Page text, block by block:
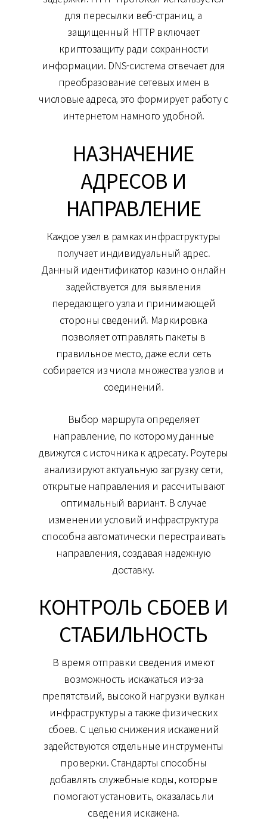
для пересылки веб-страниц, а
защищенный HTTP включает
криптозащиту ради сохранности
информации. DNS-система отвечает для
преобразование сетевых имен в
числовые адреса, это формирует работу с
интернетом намного удобной.
НАЗНАЧЕНИЕ
АДРЕСОВ И
НАПРАВЛЕНИЕ
Каждое узел в рамках инфраструктуры
получает индивидуальный адрес.
Данный идентификатор казино онлайн
задействуется для выявления
передающего узла и принимающей
стороны сведений. Маркировка
позволяет отправлять пакеты в
правильное место, даже если сеть
собирается из числа множества узлов и
соединений.
Выбор маршрута определяет
направление, по которому данные
движутся с источника к адресату. Роутеры
анализируют актуальную загрузку сети,
открытые направления и рассчитывают
оптимальный вариант. В случае
изменении условий инфраструктура
способна автоматически перестраивать
направления, создавая надежную
доставку.
КОНТРОЛЬ СБОЕВ И
СТАБИЛЬНОСТЬ
В время отправки сведения имеют
возможность искажаться из-за
препятствий, высокой нагрузки вулкан
инфраструктуры а также физических
сбоев. С целью снижения искажений
задействуются отдельные инструменты
проверки. Стандарты способны
добавлять служебные коды, которые
помогают установить, оказалась ли
сведения искажена.